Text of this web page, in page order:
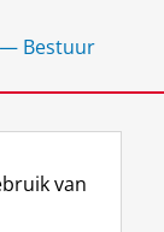
— Bestuur
van